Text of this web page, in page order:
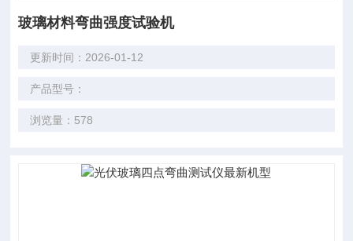
玻璃材料弯曲强度试验机
更新时间：2026-01-12
产品型号：
浏览量：578